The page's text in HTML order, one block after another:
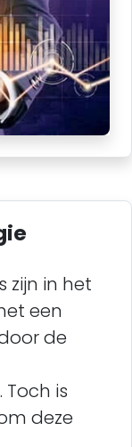
zijn in het
een
de
is
deze